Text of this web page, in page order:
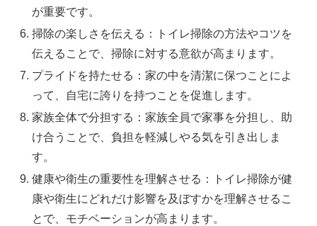
が重要です。
掃除の楽しさを伝える：トイレ掃除の方法やコツを
伝えることで、掃除に対する意欲が高まります。
プライドを持たせる：家の中を清潔に保つことによ
って、自宅に誇りを持つことを促進します。
家族全体で分担する：家族全員で家事を分担し、助
け合うことで、負担を軽減しやる気を引き出しま
す。
健康や衛生の重要性を理解させる：トイレ掃除が健
康や衛生にどれだけ影響を及ぼすかを理解させるこ
とで、モチベーションが高まります。